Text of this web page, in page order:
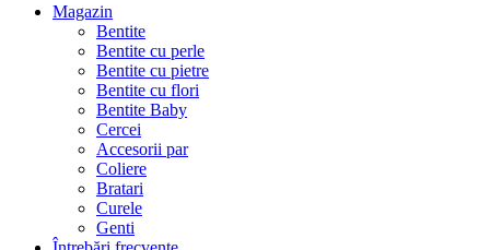
Magazin
Bentite
Bentite cu perle
Bentite cu pietre
Bentite cu flori
Bentite Baby
Cercei
Accesorii par
Coliere
Bratari
Curele
Genti